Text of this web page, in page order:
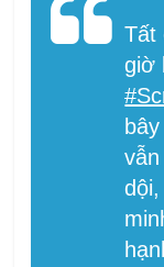
Tất
giờ